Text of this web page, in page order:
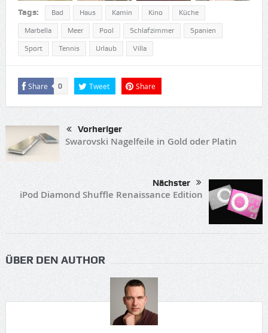
Tags: Bad Haus Kamin Kino Küche
Marbella Meer Pool Schlafzimmer Spanien
Sport Tennis Urlaub Villa
Share 0 Tweet Share
Vorheriger
Swarovski Nagelfeile in Gold oder Platin
Nächster
iPod Diamond Shuffle Renaissance Edition
ÜBER DEN AUTHOR